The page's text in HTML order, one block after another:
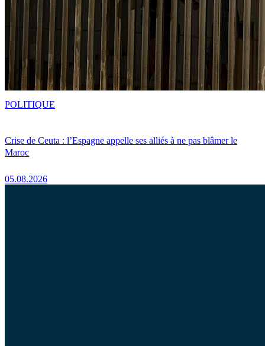
Crise de Ceuta : l’Espagne appelle ses alliés à ne pas blâmer le
Maroc
05.08.2026
POLITIQUE